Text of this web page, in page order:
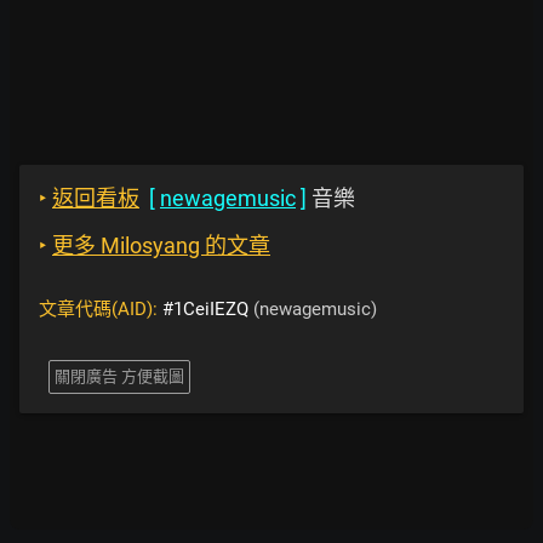
‣ 返回看板 [ newagemusic] 音樂
‣ 更多 Milosyang 的文章
文章代碼(AID): #1CeiIEZQ (newagemusic)
關閉廣告 方便截圖